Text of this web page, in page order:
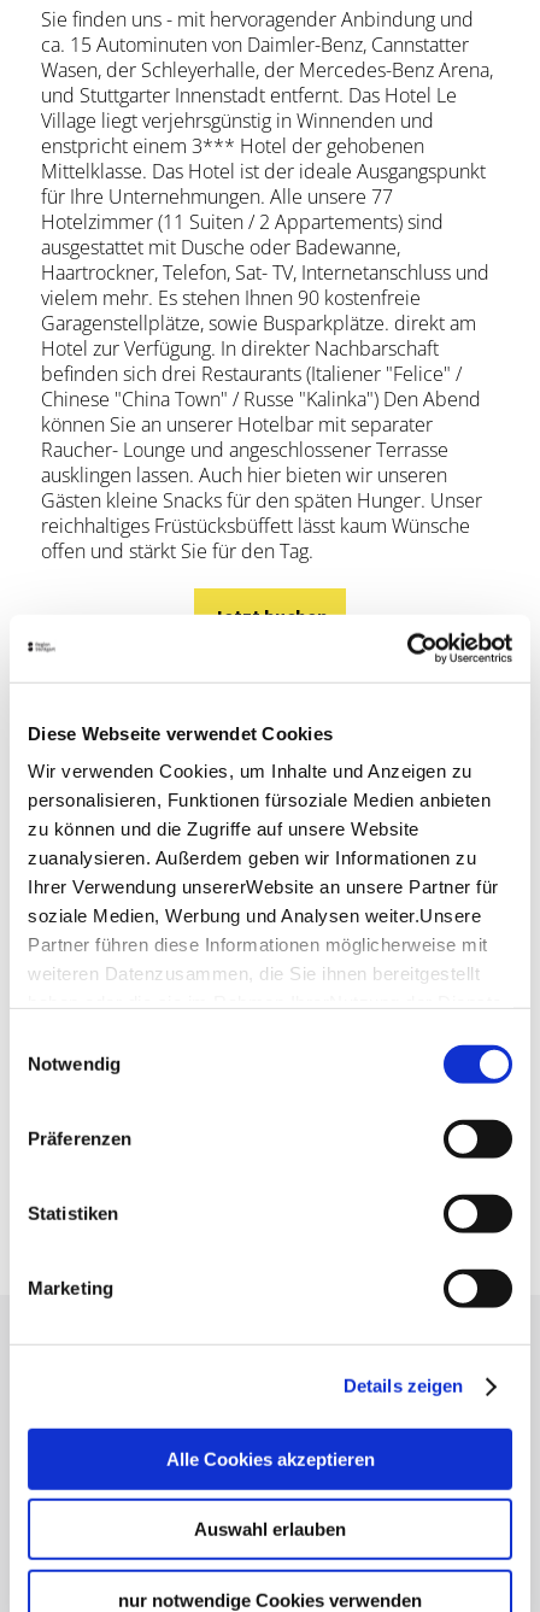
Diese Webseite verwendet Cookies
Wir verwenden Cookies, um Inhalte und Anzeigen zu
personalisieren, Funktionen fürsoziale Medien anbieten
zu können und die Zugriffe auf unsere Website
zuanalysieren. Außerdem geben wir Informationen zu
Ihrer Verwendung unsererWebsite an unsere Partner für
soziale Medien, Werbung und Analysen weiter.Unsere
Partner führen diese Informationen möglicherweise mit
weiteren Datenzusammen, die Sie ihnen bereitgestellt
Impressum
Notwendig
Präferenzen
Statistiken
Marketing
Details zeigen
Alle Cookies akzeptieren
Auswahl erlauben
nur notwendige Cookies verwenden
Sie finden uns - mit hervoragender Anbindung und
ca. 15 Autominuten von Daimler-Benz, Cannstatter
Wasen, der Schleyerhalle, der Mercedes-Benz Arena,
und Stuttgarter Innenstadt entfernt. Das Hotel Le
Village liegt verjehrsgünstig in Winnenden und
enstpricht einem 3*** Hotel der gehobenen
Mittelklasse. Das Hotel ist der ideale Ausgangspunkt
für Ihre Unternehmungen. Alle unsere 77
Hotelzimmer (11 Suiten / 2 Appartements) sind
ausgestattet mit Dusche oder Badewanne,
Haartrockner, Telefon, Sat- TV, Internetanschluss und
vielem mehr. Es stehen Ihnen 90 kostenfreie
Garagenstellplätze, sowie Busparkplätze. direkt am
Hotel zur Verfügung. In direkter Nachbarschaft
befinden sich drei Restaurants (Italiener "Felice" /
Chinese "China Town" / Russe "Kalinka") Den Abend
können Sie an unserer Hotelbar mit separater
Raucher- Lounge und angeschlossener Terrasse
ausklingen lassen. Auch hier bieten wir unseren
Gästen kleine Snacks für den späten Hunger. Unser
reichhaltiges Früstücksbüffett lässt kaum Wünsche
offen und stärkt Sie für den Tag.
Jetzt buchen
Lassen Sie sich inspirieren!
Mit unserem Newsletter bleiben Sie zu Events,
Highlights und aktuellen Angeboten in
Stuttgart und Region immer up-to-date.